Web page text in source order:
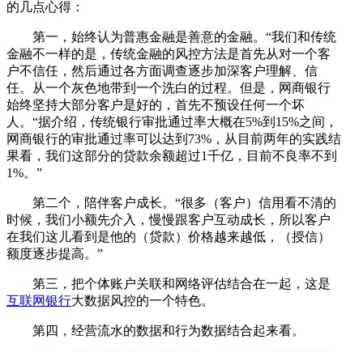
的几点心得：
第一，始终认为普惠金融是善意的金融。“我们和传统
金融不一样的是，传统金融的风控方法是首先从对一个客
户不信任，然后通过各方面调查逐步加深客户理解、信
任。从一个灰色地带到一个洗白的过程。但是，网商银行
始终坚持大部分客户是好的，首先不预设任何一个坏
人。“据介绍，传统银行审批通过率大概在5%到15%之间，
网商银行的审批通过率可以达到73%，从目前两年的实践结
果看，我们这部分的贷款余额超过1千亿，目前不良率不到
1%。”
第二个，陪伴客户成长。“很多（客户）信用看不清的
时候，我们小额先介入，慢慢跟客户互动成长，所以客户
在我们这儿看到是他的（贷款）价格越来越低，（授信）
额度逐步提高。”
第三，把个体账户关联和网络评估结合在一起，这是
互联网银行大数据风控的一个特色。
第四，经营流水的数据和行为数据结合起来看。